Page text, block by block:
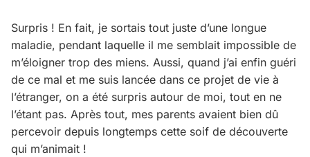
Surpris ! En fait, je sortais tout juste d’une longue
maladie, pendant laquelle il me semblait impossible de
m’éloigner trop des miens. Aussi, quand j’ai enfin guéri
de ce mal et me suis lancée dans ce projet de vie à
l’étranger, on a été surpris autour de moi, tout en ne
l’étant pas. Après tout, mes parents avaient bien dû
percevoir depuis longtemps cette soif de découverte
qui m’animait !